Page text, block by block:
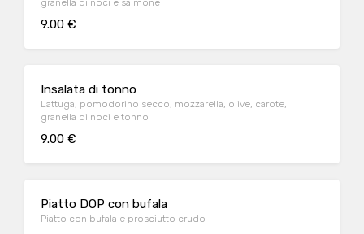
granella di noci e salmone
9.00 €
Insalata di tonno
Lattuga, pomodorino secco, mozzarella, olive, carote,
granella di noci e tonno
9.00 €
Piatto DOP con bufala
Piatto con bufala e prosciutto crudo